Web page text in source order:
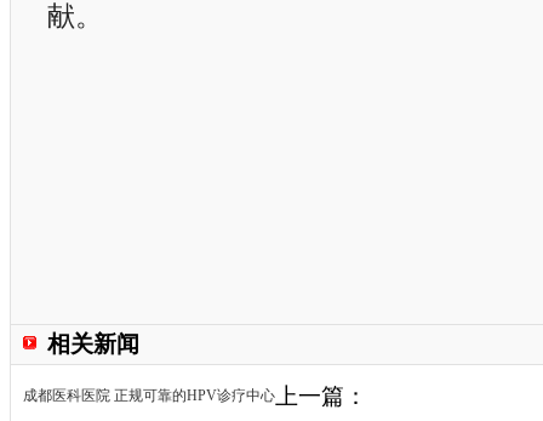
献。
相关新闻
上一篇：
成都医科医院 正规可靠的HPV诊疗中心